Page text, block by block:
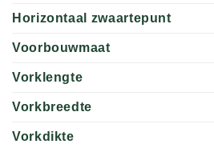
Horizontaal zwaartepunt
Voorbouwmaat
Vorklengte
Vorkbreedte
Vorkdikte